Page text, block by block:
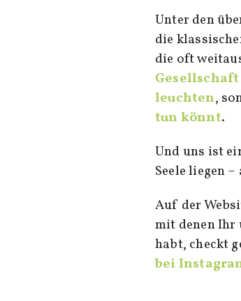
Unter den
die
die oft
leuchten,
tun könnt.
Und uns ist
Seele liegen
Auf der
mit denen Ihr
habt, checkt
bei